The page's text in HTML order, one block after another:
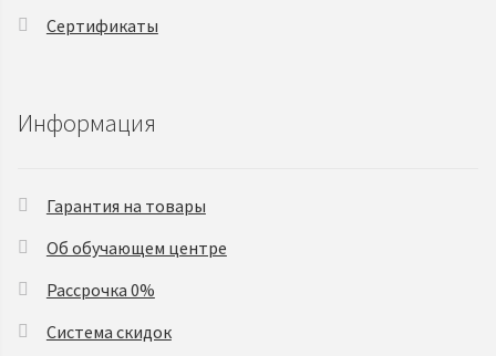
Сертификаты
Информация
Гарантия на товары
Об обучающем центре
Рассрочка 0%
Система скидок